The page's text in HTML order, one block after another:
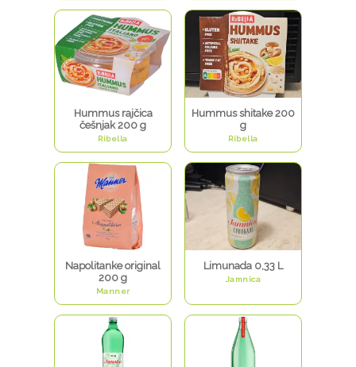
Hummus rajčica
češnjak 200 g
Ribella
Hummus shitake 200
g
Ribella
Napolitanke original
200 g
Manner
Limunada 0,33 L
Jamnica